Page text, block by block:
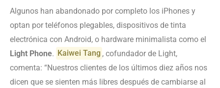
Algunos han abandonado por completo los iPhones y
optan por teléfonos plegables, dispositivos de tinta
electrónica con Android, o hardware minimalista como el
Light Phone. Kaiwei Tang , cofundador de Light,
comenta: “Nuestros clientes de los últimos diez años nos
dicen que se sienten más libres después de cambiarse al